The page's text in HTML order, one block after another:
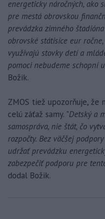
energeticky náročných, ako
pre mestá obrovskou
prevádzka zimného
obrovské státisíce eur
využívajú stovky detí a
pomoci nebudeme schopní
Božik.
ZMOS tiež upozorňuje, že
celú záťaž samy. "Detský a
samospráva, nie štát, čo
rozpočty. Bez väčšej
udržať prevádzku
zabezpečiť podporu pre
dodal Božik.